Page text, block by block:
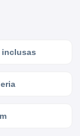
inclusas